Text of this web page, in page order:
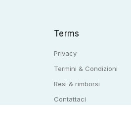
Terms
Privacy
Termini & Condizioni
Resi & rimborsi
Contattaci